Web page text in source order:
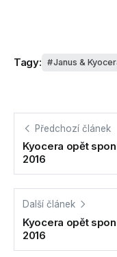
Tagy: Janus &
Předchozí článek
Kyocera opět
2016
Další článek
Kyocera opět
2016